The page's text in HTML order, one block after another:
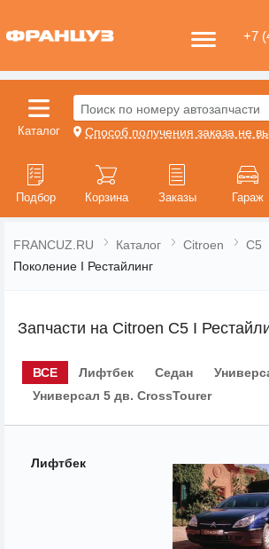
+7
Каталог
Поиск по номеру автозапчасти
Способ получения заказа не
Подбор Корзина Заказы Гараж
FRANCUZ.RU Каталог Citroen
C5
Поколение I Рестайлинг
Запчасти на Citroen C5 I
ВСЕ Лифтбек Седан
Универсал 5 дв. CrossTourer
Лифтбек